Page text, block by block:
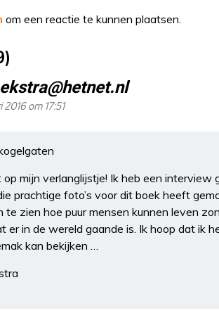
om een reactie te kunnen plaatsen.
2016 om 17:51
mijn verlanglijstje! Ik heb een interview
prachtige foto’s voor dit boek heeft
te zien hoe puur mensen kunnen leven
er in de wereld gaande is. Ik hoop dat ik
kan bekijken …